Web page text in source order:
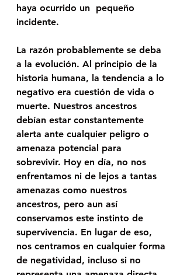
haya ocurrido un pequeño
incidente.
La razón probablemente se deba
a la evolución. Al principio de la
historia humana, la tendencia a lo
negativo era cuestión de vida o
muerte. Nuestros ancestros
debían estar constantemente
alerta ante cualquier peligro o
amenaza potencial para
sobrevivir. Hoy en día, no nos
enfrentamos ni de lejos a tantas
amenazas como nuestros
ancestros, pero aun así
conservamos este instinto de
supervivencia. En lugar de eso,
nos centramos en cualquier forma
de negatividad, incluso si no